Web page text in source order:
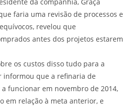
faria uma revisão de processos e
revelou que
antes dos projetos estarem
os custos disso tudo para a
informou que a refinaria de
funcionar em novembro de 2014,
em relação à meta anterior, e